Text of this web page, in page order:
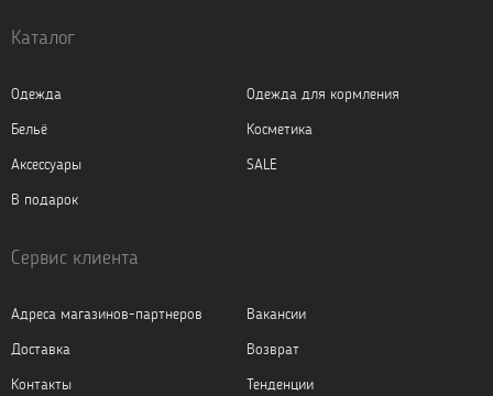
Каталог
Одежда
Одежда для кормления
Бельё
Косметика
Аксессуары
SALE
В подарок
Сервис клиента
Адреса магазинов-партнеров
Вакансии
Доставка
Возврат
Контакты
Тенденции